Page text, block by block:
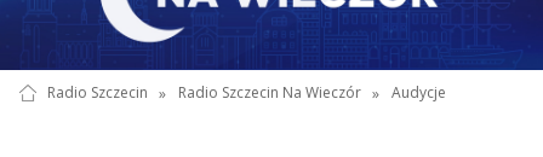
Radio Szczecin » Radio Szczecin Na Wieczór » Audycje